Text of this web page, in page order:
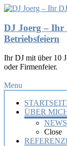
DJ Joerg – Ihr
Betriebsfeiern
Ihr DJ mit über 10
oder Firmenfeier.
Menu
ÜBER
NEWS
Close